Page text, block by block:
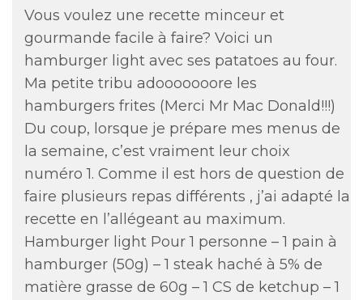
Vous voulez une recette minceur et
gourmande facile à faire? Voici un
hamburger light avec ses patatoes au four.
Ma petite tribu adooooooore les
hamburgers frites (Merci Mr Mac Donald!!!)
Du coup, lorsque je prépare mes menus de
la semaine, c’est vraiment leur choix
numéro 1. Comme il est hors de question de
faire plusieurs repas différents , j’ai adapté la
recette en l’allégeant au maximum.
Hamburger light Pour 1 personne – 1 pain à
hamburger (50g) – 1 steak haché à 5% de
matière grasse de 60g – 1 CS de ketchup – 1